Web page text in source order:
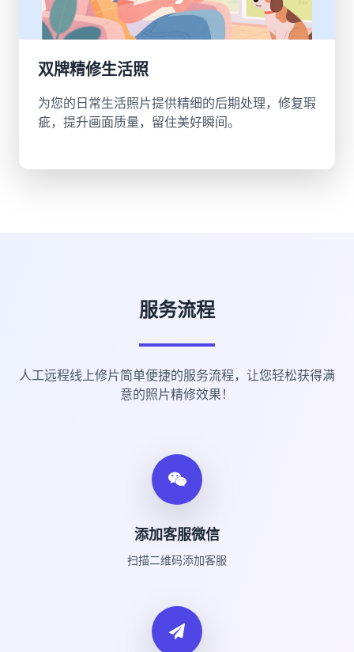
双牌精修生活照
为您的日常生活照片提供精细的后期处理，修复瑕
疵，提升画面质量，留住美好瞬间。
服务流程
人工远程线上修片简单便捷的服务流程，让您轻松获得满
意的照片精修效果！
添加客服微信
扫描二维码添加客服